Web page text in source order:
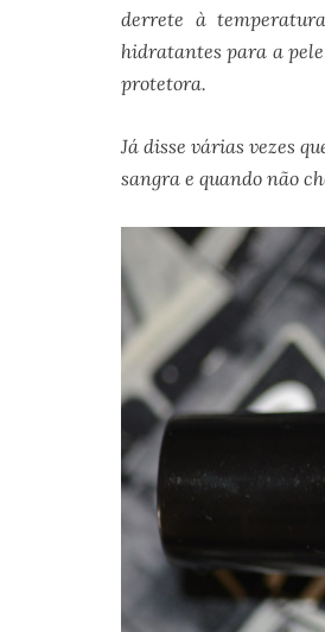
derrete à
hidratantes para a
protetora.
Já disse várias vezes
sangra e quando não